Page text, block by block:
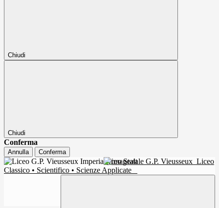
Chiudi
Chiudi
Conferma
Annulla Conferma
Liceo Statale G.P. Vieusseux Liceo
Classico • Scientifico • Scienze Applicate